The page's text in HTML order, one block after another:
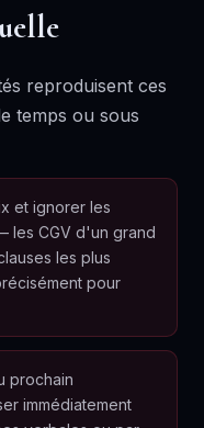
reproduisent ces
temps ou sous
et ignorer les
les CGV d'un grand
les plus
pour
prochain
immédiatement